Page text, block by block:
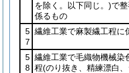
を除く。以下同じ。)で
係るもの
5
7
繊維工業で麻製繊工程に
5
8
繊維工業で毛織物機械染
程(のり抜き、精練漂白